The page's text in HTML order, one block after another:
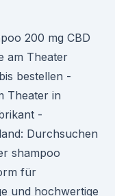
200 mg CBD
am Theater
bestellen -
Theater in
-
Durchsuchen
shampoo
für
und hochwertige